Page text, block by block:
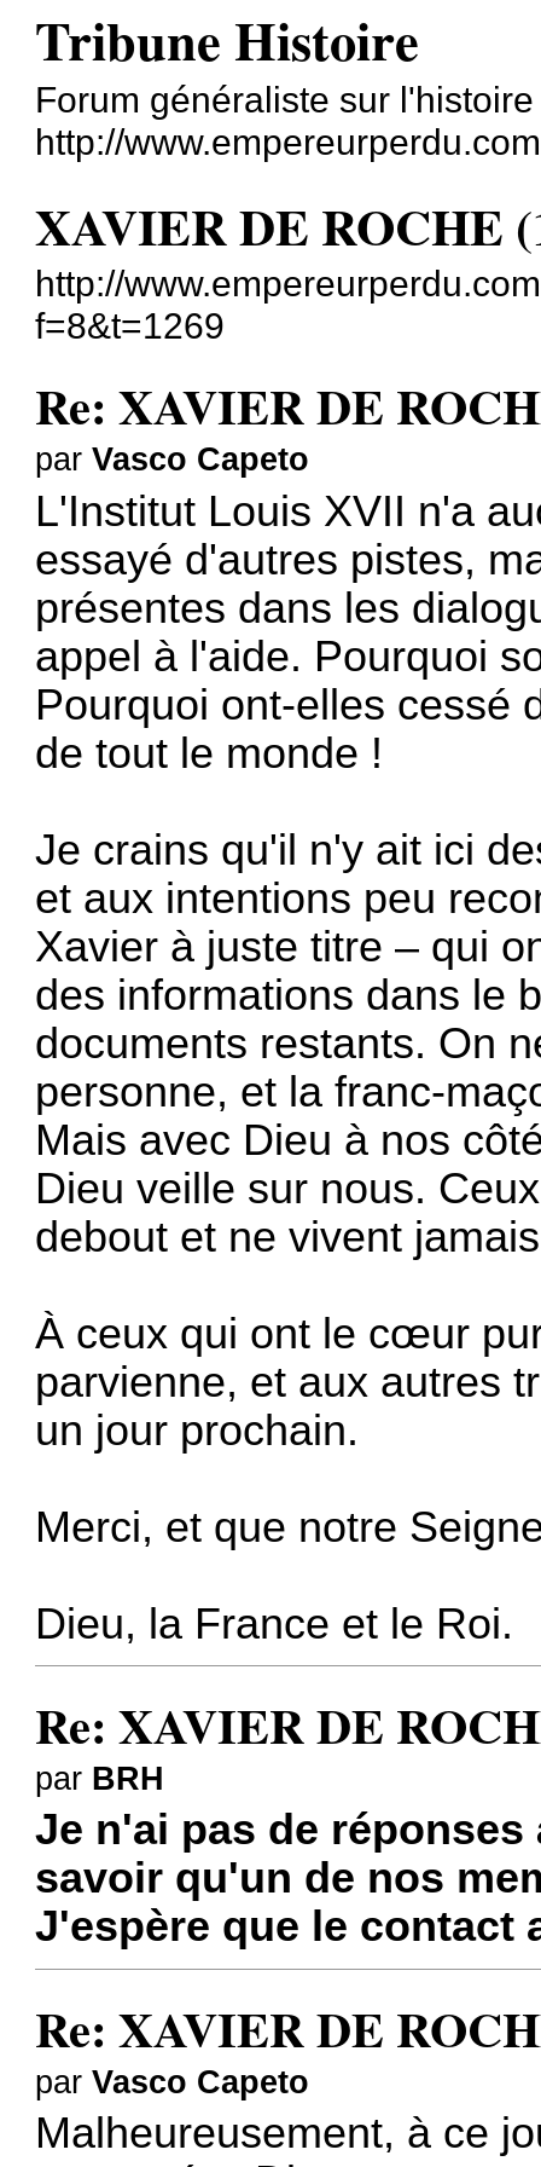
Tribune Histoire
Forum généraliste sur l'histoire
http://
XAVIER DE ROCHE
http://
f=8&t=1269
Re: XAVIER DE
parVasco Capeto
L'Institut Louis XVII n'a
essayé d'autres pistes,
présentes dans les
appel à l'aide. Pourquoi
Pourquoi ont-elles cessé
de tout le monde !
Je crains qu'il n'y ait ici
et aux intentions peu
Xavier à juste titre – qui
des informations dans le
documents restants. On
personne, et la franc-
Mais avec Dieu à nos
Dieu veille sur nous.
debout et ne vivent
À ceux qui ont le cœur
parvienne, et aux autres
un jour prochain.
Merci, et que notre
Dieu, la France et le Roi.
Re: XAVIER DE
par BRH
Je n'ai pas de
savoir qu'un de nos
J'espère que le contact
Re: XAVIER DE
parVasco Capeto
Malheureusement, à ce